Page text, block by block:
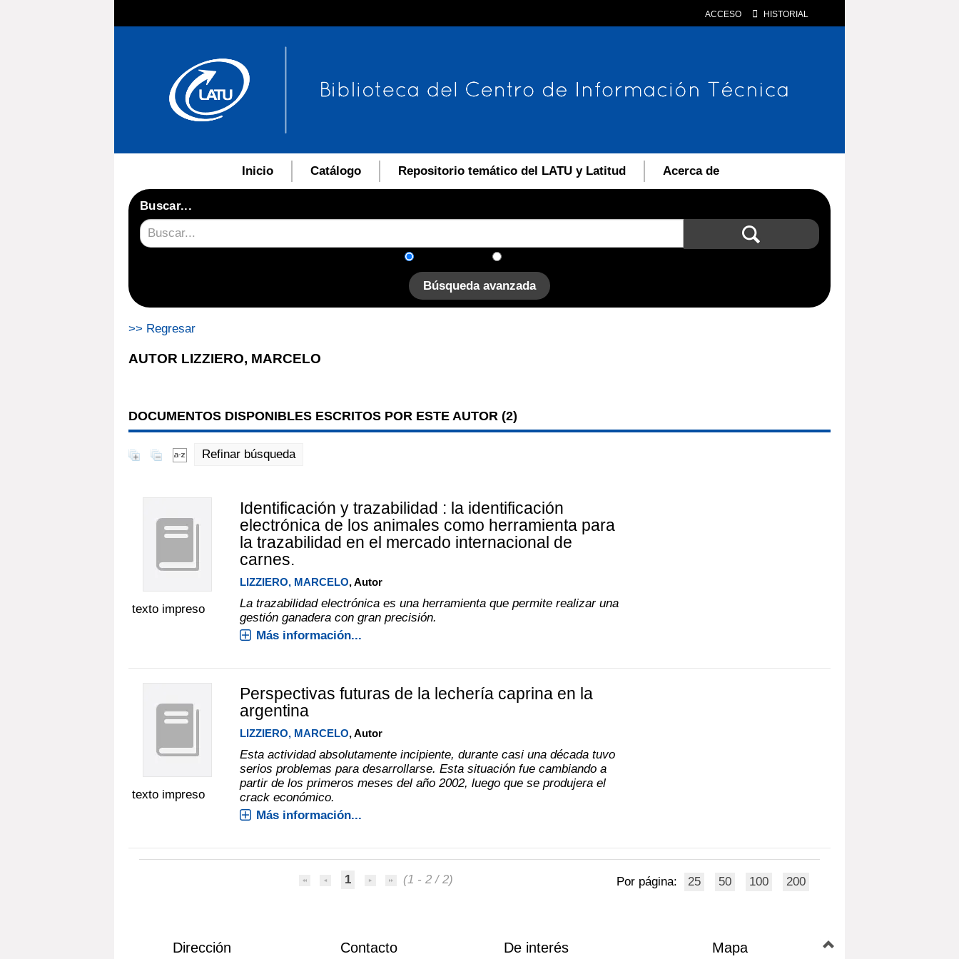
ACCESO HISTORIAL
Inicio Catálogo Repositorio temático del LATU y Latitud Acerca de
Buscar...
Búsqueda avanzada
>> Regresar
AUTOR LIZZIERO, MARCELO
DOCUMENTOS DISPONIBLES ESCRITOS POR ESTE AUTOR (2)
Refinar búsqueda
texto impreso
Identificación y trazabilidad : la identificación
electrónica de los animales como herramienta para
la trazabilidad en el mercado internacional de
carnes.
LIZZIERO, MARCELO, Autor
La trazabilidad electrónica es una herramienta que permite realizar una
gestión ganadera con gran precisión.
Más información...
texto impreso
Perspectivas futuras de la lechería caprina en la
argentina
LIZZIERO, MARCELO, Autor
Esta actividad absolutamente incipiente, durante casi una década tuvo
serios problemas para desarrollarse. Esta situación fue cambiando a
partir de los primeros meses del año 2002, luego que se produjera el
crack económico.
Más información...
1 (1 - 2 / 2) Por página: 25 50 100 200
Dirección Contacto De interés Mapa